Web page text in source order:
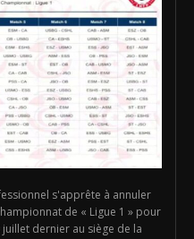
s'apprête à annuler
de « Ligue 1 » pour
dernier au siège de la